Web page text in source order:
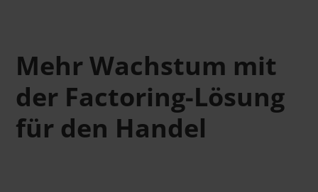
Mehr Wachstum mit
der Factoring-Lösung
für den Handel